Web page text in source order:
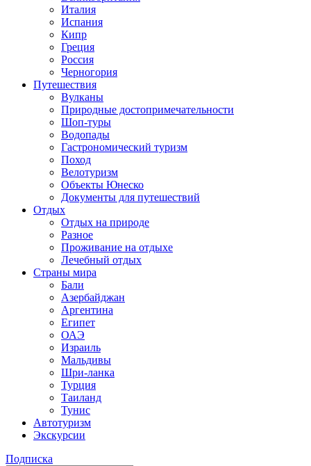
Италия
Испания
Кипр
Греция
Россия
Черногория
Путешествия
Вулканы
Природные достопримечательности
Шоп-туры
Водопады
Гастрономический туризм
Поход
Велотуризм
Объекты Юнеско
Документы для путешествий
Отдых
Отдых на природе
Разное
Проживание на отдыхе
Лечебный отдых
Страны мира
Бали
Азербайджан
Аргентина
Египет
ОАЭ
Израиль
Мальдивы
Шри-ланка
Турция
Таиланд
Тунис
Автотуризм
Экскурсии
Подписка